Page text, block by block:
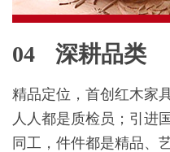
04 深耕品类
精品定位，首创红木家
人人都是质检员；引进
同工，件件都是精品、